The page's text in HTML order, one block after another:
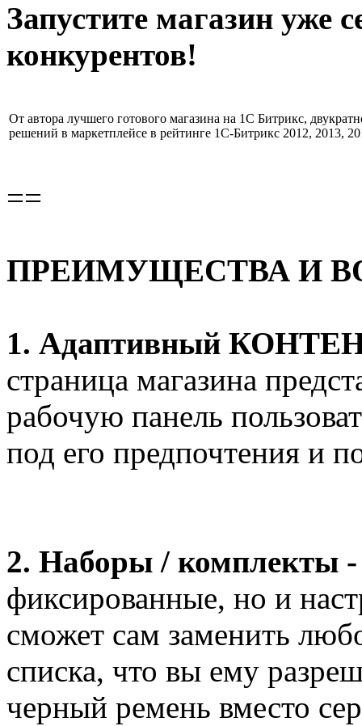
Запустите магазин уже
конкурентов!
От автора лучшего готового магазина на 1С Битрикс,
решений в маркетплейсе в рейтинге 1С-Битрикс 2012, 2013,
==
ПРЕИМУЩЕСТВА И
1. Адаптивный
страница магазина
рабочую панель
под его предпочтения и
2. Наборы / комплекты
фиксированные, но и
сможет сам заменить
списка, что вы ему
черный ремень вместо